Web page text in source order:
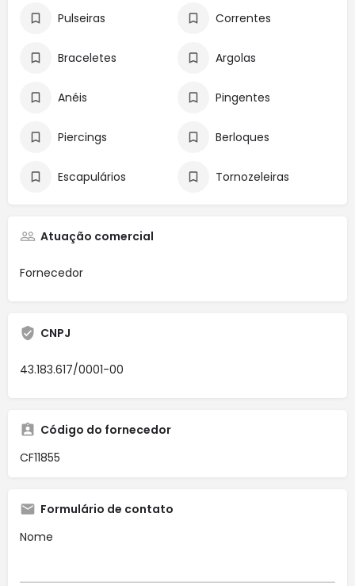
Pulseiras Correntes
Braceletes Argolas
Anéis Pingentes
Piercings Berloques
Escapulários Tornozeleiras
Atuação comercial
Fornecedor
CNPJ
43.183.617/0001-00
Código do fornecedor
CF11855
Formulário de contato
Nome